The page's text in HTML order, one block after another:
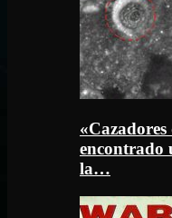
encontrado
la…